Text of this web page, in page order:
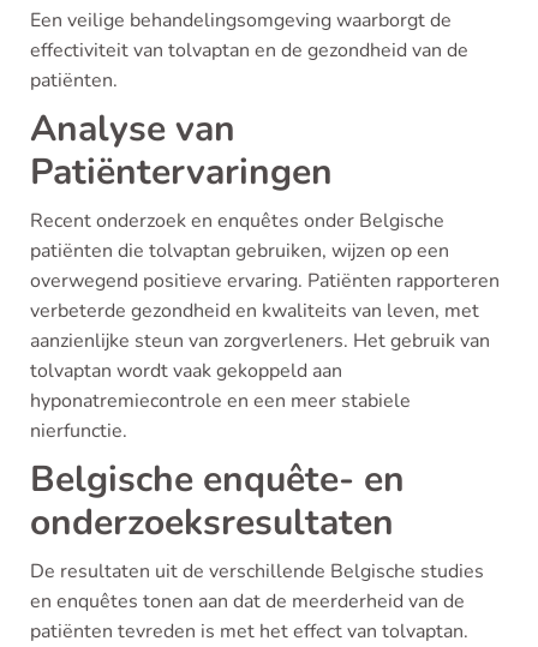
Een veilige behandelingsomgeving waarborgt de
effectiviteit van tolvaptan en de gezondheid van de
patiënten.
Analyse van
Patiëntervaringen
Recent onderzoek en enquêtes onder Belgische
patiënten die tolvaptan gebruiken, wijzen op een
overwegend positieve ervaring. Patiënten rapporteren
verbeterde gezondheid en kwaliteits van leven, met
aanzienlijke steun van zorgverleners. Het gebruik van
tolvaptan wordt vaak gekoppeld aan
hyponatremiecontrole en een meer stabiele
nierfunctie.
Belgische enquête- en
onderzoeksresultaten
De resultaten uit de verschillende Belgische studies
en enquêtes tonen aan dat de meerderheid van de
patiënten tevreden is met het effect van tolvaptan.